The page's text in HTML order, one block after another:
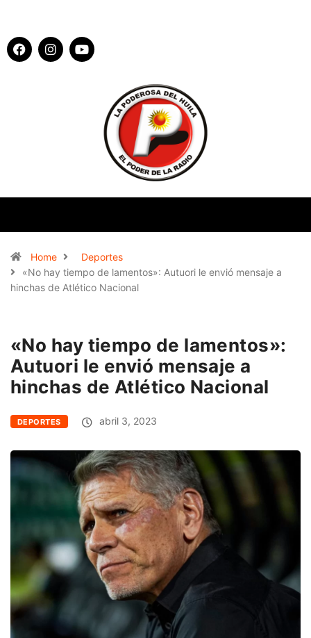
Home
Deportes
«No hay tiempo de lamentos»: Autuori le envió mensaje a
hinchas de Atlético Nacional
«No hay tiempo de lamentos»:
Autuori le envió mensaje a
hinchas de Atlético Nacional
DEPORTES abril 3, 2023